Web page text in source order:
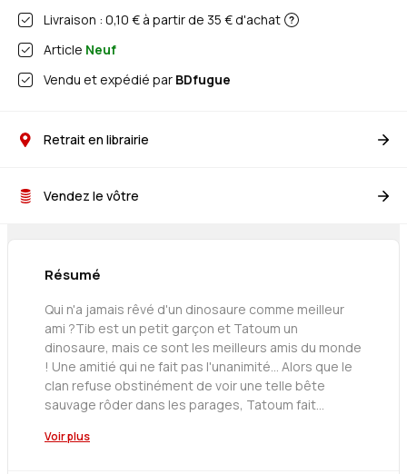
Résumé
Qui n'a jamais rêvé d'un dinosaure comme meilleur
ami ?Tib est un petit garçon et Tatoum un
dinosaure, mais ce sont les meilleurs amis du monde
! Une amitié qui ne fait pas l'unanimité... Alors que le
clan refuse obstinément de voir une telle bête
sauvage rôder dans les parages, Tatoum fait
derrière une cascade : l'endroit idéal pour se
Voir plus
Livraison : 0,10 € à partir de 35 € d'achat
Article Neuf
Vendu et expédié par BDfugue
Retrait en librairie
Vendez le vôtre